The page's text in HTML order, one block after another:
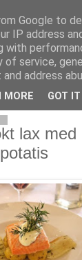
lax med
Google to
IP address
with
service,
address
MORE GOT IT